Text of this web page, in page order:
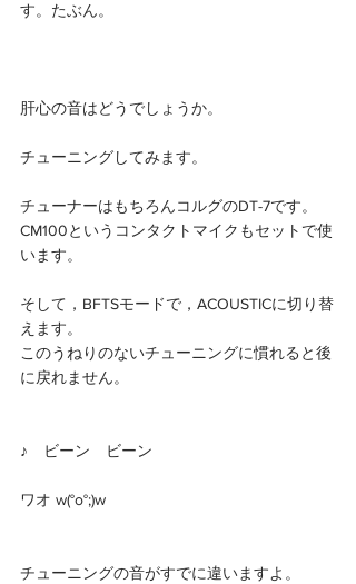
す。たぶん。
肝心の音はどうでしょうか。
チューニングしてみます。
チューナーはもちろんコルグのDT-7です。
CM100というコンタクトマイクもセットで使
います。
そして，BFTSモードで，ACOUSTICに切り替
えます。
このうねりのないチューニングに慣れると後
に戻れません。
♪　ビーン　ビーン
ワオ w(°o°;)w
チューニングの音がすでに違いますよ。